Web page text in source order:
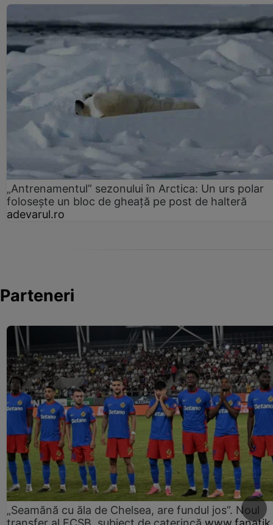
„Antrenamentul” sezonului în Arctica: Un urs polar
folosește un bloc de gheață pe post de halteră
adevarul.ro
Parteneri
„Seamănă cu ăla de Chelsea, are fundul jos”. Noul